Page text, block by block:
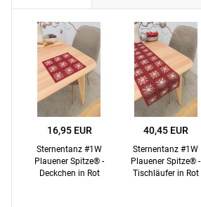
16,95 EUR
Sternentanz #1W
Plauener Spitze® -
Deckchen in Rot
40,45 EUR
Sternentanz #1W
Plauener Spitze® -
Tischläufer in Rot